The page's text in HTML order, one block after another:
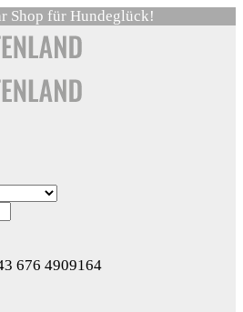
Shop für Hundeglück!
676 4909164